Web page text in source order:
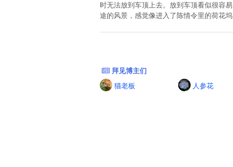
时无法放到车顶上去。放到车顶看似很容
途的风景，感觉像进入了陈情令里的荷花
拜见博主们
猫老板
人参花